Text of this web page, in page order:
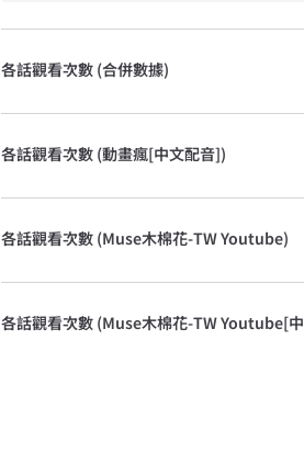
各話觀看次數 (合併數據)
各話觀看次數 (動畫瘋[中文配音])
各話觀看次數 (Muse木棉花-TW Youtube)
各話觀看次數 (Muse木棉花-TW Youtube[